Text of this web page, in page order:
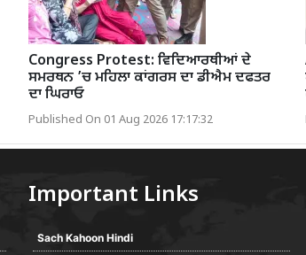
Congress Protest: ਵਿਦਿਆਰਥੀਆਂ ਦੇ
ਸਮਰਥਨ ’ਚ ਮਹਿਲਾ ਕਾਂਗਰਸ ਦਾ ਡੀਐਮ ਦਫਤਰ
ਦਾ ਘਿਰਾਓ
Published On 01 Aug 2026 17:17:32
Important Links
Sach Kahoon Hindi